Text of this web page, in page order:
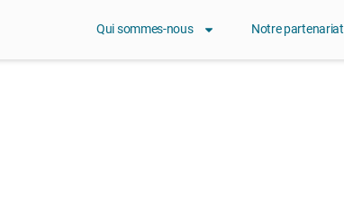
Qui sommes-nous Notre partenariat